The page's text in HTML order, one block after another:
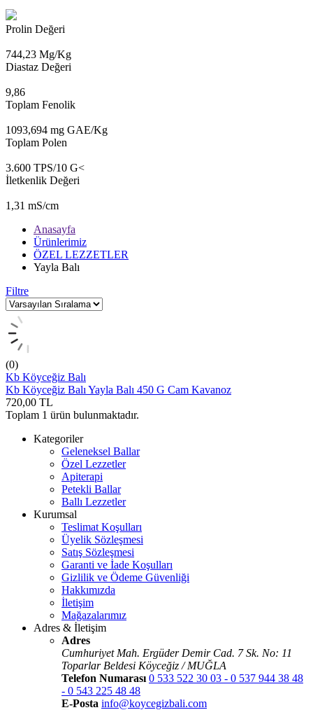
Prolin Değeri
744,23 Mg/Kg
Diastaz Değeri
9,86
Toplam Fenolik
1093,694 mg GAE/Kg
Toplam Polen
3.600 TPS/10 G<
İletkenlik Değeri
1,31 mS/cm
Anasayfa
Ürünlerimiz
ÖZEL LEZZETLER
Yayla Balı
Filtre
(0)
Kb Köyceğiz Balı
Kb Köyceğiz Balı Yayla Balı 450 G Cam Kavanoz
720,00 TL
Toplam 1 ürün bulunmaktadır.
Kategoriler
Geleneksel Ballar
Özel Lezzetler
Apiterapi
Petekli Ballar
Ballı Lezzetler
Kurumsal
Teslimat Koşulları
Üyelik Sözleşmesi
Satış Sözleşmesi
Garanti ve İade Koşulları
Gizlilik ve Ödeme Güvenliği
Hakkımızda
İletişim
Mağazalarımız
Adres & İletişim
Adres
Cumhuriyet Mah. Ergüder Demir Cad. 7 Sk. No: 11
Toparlar Beldesi Köyceğiz / MUĞLA
Telefon Numarası 0 533 522 30 03 - 0 537 944 38 48
- 0 543 225 48 48
E-Posta info@koycegizbali.com